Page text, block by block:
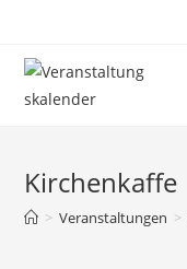
Kirchenkaffe
> Veranstaltungen >